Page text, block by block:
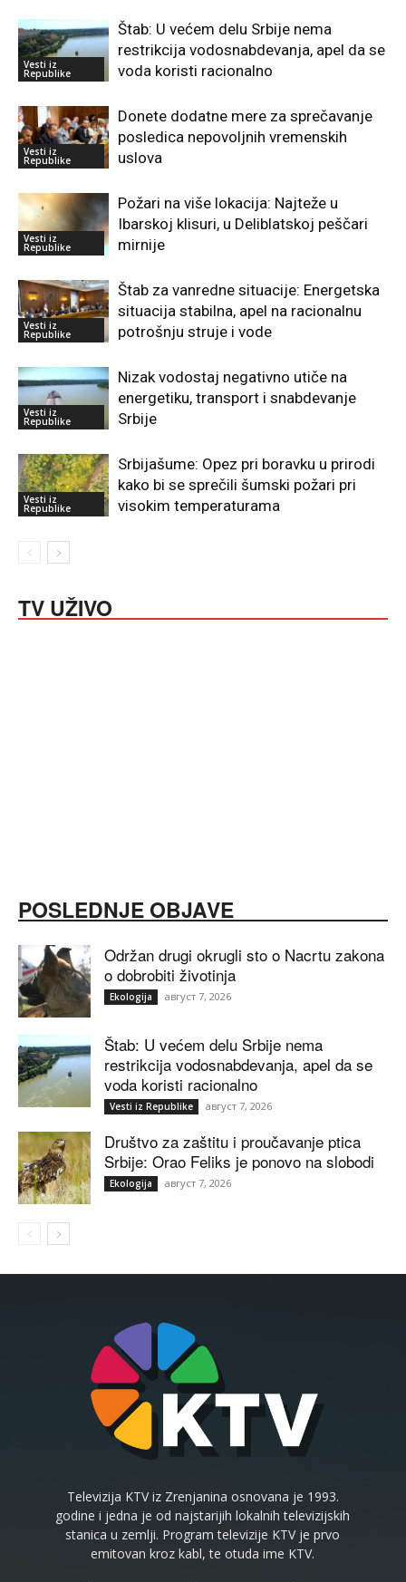
Vesti iz
Republike
Štab: U većem delu Srbije nema
restrikcija vodosnabdevanja, apel da se
voda koristi racionalno
Vesti iz
Republike
Donete dodatne mere za sprečavanje
posledica nepovoljnih vremenskih
uslova
Vesti iz
Republike
Požari na više lokacija: Najteže u
Ibarskoj klisuri, u Deliblatskoj peščari
mirnije
Vesti iz
Republike
Štab za vanredne situacije: Energetska
situacija stabilna, apel na racionalnu
potrošnju struje i vode
Vesti iz
Republike
Nizak vodostaj negativno utiče na
energetiku, transport i snabdevanje
Srbije
Vesti iz
Republike
Srbijašume: Opez pri boravku u prirodi
kako bi se sprečili šumski požari pri
visokim temperaturama
TV UŽIVO
POSLEDNJE OBJAVE
Održan drugi okrugli sto o Nacrtu zakona
o dobrobiti životinja
Ekologija август 7, 2026
Štab: U većem delu Srbije nema
restrikcija vodosnabdevanja, apel da se
voda koristi racionalno
Vesti iz Republike август 7, 2026
Društvo za zaštitu i proučavanje ptica
Srbije: Orao Feliks je ponovo na slobodi
Ekologija август 7, 2026
Televizija KTV iz Zrenjanina osnovana je 1993.
godine i jedna je od najstarijih lokalnih televizijskih
stanica u zemlji. Program televizije KTV je prvo
emitovan kroz kabl, te otuda ime KTV.